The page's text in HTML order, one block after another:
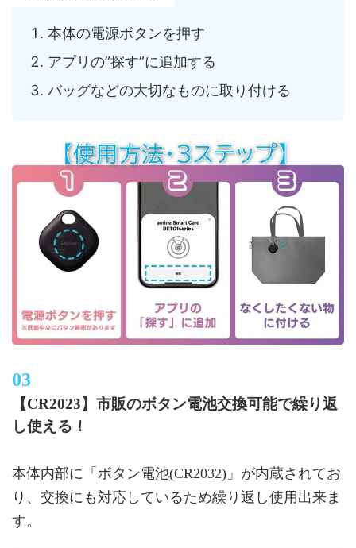
本体の電源ボタンを押す
アプリの”探す”に追加する
バッグなどの大切なものに取り付ける
【CR2023】市販のボタン電池交換可能で繰り返
し使える！
本体内部に「ボタン電池(CR2032)」が内蔵されてお
り、交換にも対応しているため繰り返し使用出来ま
す。